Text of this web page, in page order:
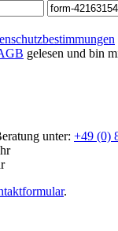
gelesen und bin
unter: +49 (0)
.